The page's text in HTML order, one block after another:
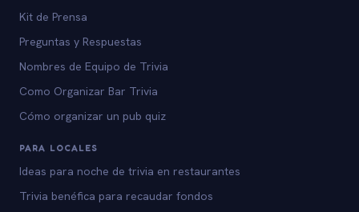
Kit de Prensa
Preguntas y Respuestas
Nombres de Equipo de Trivia
Como Organizar Bar Trivia
Cómo organizar un pub quiz
PARA LOCALES
Ideas para noche de trivia en restaurantes
Trivia benéfica para recaudar fondos